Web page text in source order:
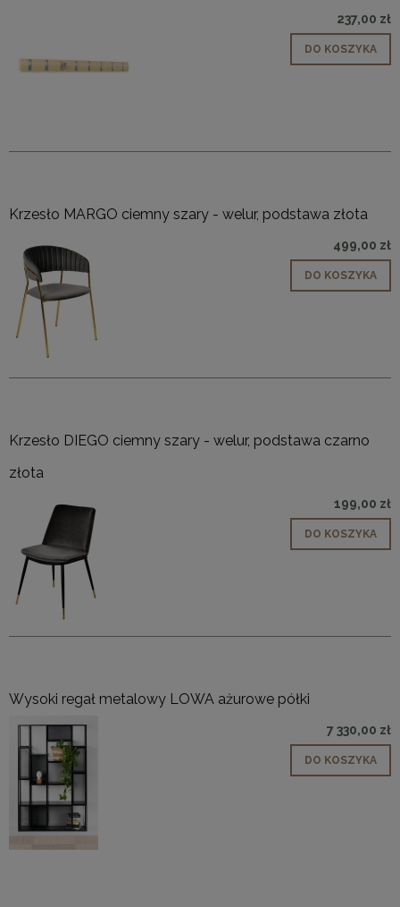
237,00 zł
DO KOSZYKA
Krzesło MARGO ciemny szary - welur, podstawa złota
499,00 zł
DO KOSZYKA
Krzesło DIEGO ciemny szary - welur, podstawa czarno
złota
199,00 zł
DO KOSZYKA
Wysoki regał metalowy LOWA ażurowe półki
7 330,00 zł
DO KOSZYKA